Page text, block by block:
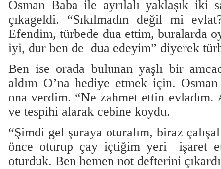
Osman Baba ile ayrılalı yaklaşık iki
çıkageldi. “Sıkılmadın değil mi
Efendim, türbede dua ettim, buralarda
iyi, dur ben de dua edeyim” diyerek
Ben ise orada bulunan yaşlı bir
aldım O’na hediye etmek için. Osman
ona verdim. “Ne zahmet ettin evladım.
ve tespihi alarak cebine koydu.
“Şimdi gel şuraya oturalım, biraz
önce oturup çay içtiğim yeri
işaret
oturduk. Ben hemen not defterini